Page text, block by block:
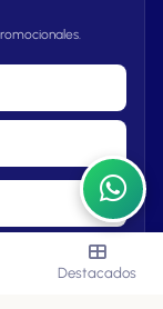
Destacados